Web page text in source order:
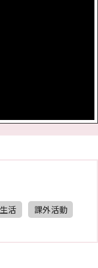
活 課外活動